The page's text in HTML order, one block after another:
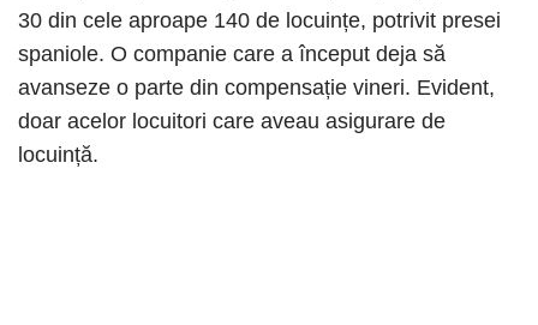
30 din cele aproape 140 de locuințe, potrivit presei
spaniole. O companie care a început deja să
avanseze o parte din compensație vineri. Evident,
doar acelor locuitori care aveau asigurare de
locuință.